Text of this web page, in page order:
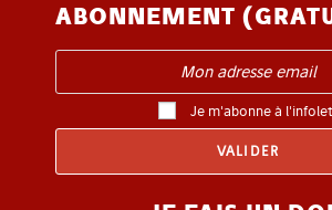
ABONNEMENT
Je m'abonne à